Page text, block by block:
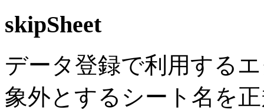
skipSheet
データ登録で利用する
象外とするシート名を